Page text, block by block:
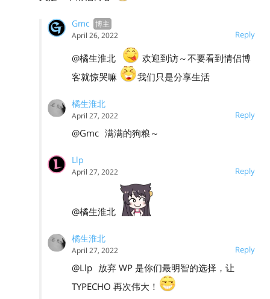
Gmc
Reply
April 26, 2022
@橘生淮北 欢迎到访～不要看到情侣博
客就惊哭嘛
我们只是分享生活
橘生淮北
Reply
April 27, 2022
@Gmc 满满的狗粮～
Llp
Reply
April 27, 2022
@橘生淮北
橘生淮北
Reply
April 27, 2022
@Llp 放弃 WP 是你们最明智的选择，让
TYPECHO 再次伟大！